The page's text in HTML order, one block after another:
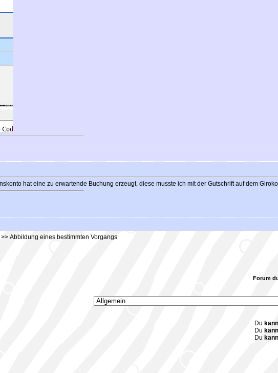
hat eine zu erwartende Buchung erzeugt, diese musste ich mit der Gutschrift auf dem
>> Abbildung eines bestimmten Vorgangs
Forum
Du
Du
Du